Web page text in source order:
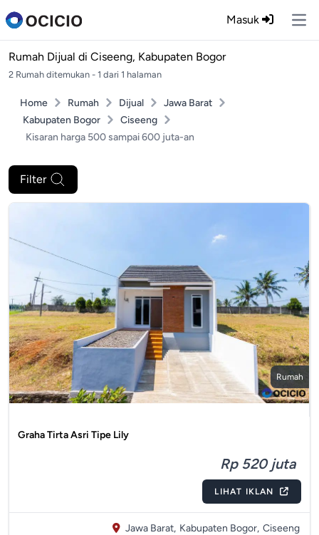
Masuk
Rumah Dijual di Ciseeng, Kabupaten Bogor
2 Rumah ditemukan - 1 dari 1 halaman
Home Rumah Dijual
Jawa Barat
Kabupaten Bogor
Ciseeng
Kisaran harga 500 sampai 600 juta-an
Filter
Rumah
Graha Tirta Asri Tipe Lily
Rp 520 juta
LIHAT IKLAN
Jawa Barat, Kabupaten Bogor, Ciseeng